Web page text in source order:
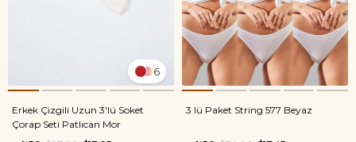
6
Erkek Çizgili Uzun 3'lü Soket
Çorap Seti Patlıcan Mor
3 lü Paket String 577 Beyaz